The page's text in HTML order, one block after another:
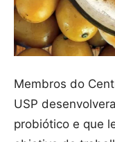
Membros do
USP
probiótico e que